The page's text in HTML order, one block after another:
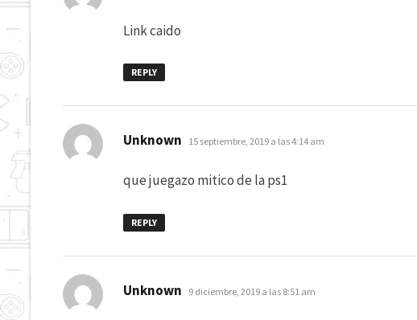
Link caido
REPLY
Unknown dice:
15 septiembre, 2019 a las 4:14 am
que juegazo mitico de la ps1
REPLY
Unknown dice:
9 diciembre, 2019 a las 8:51 am